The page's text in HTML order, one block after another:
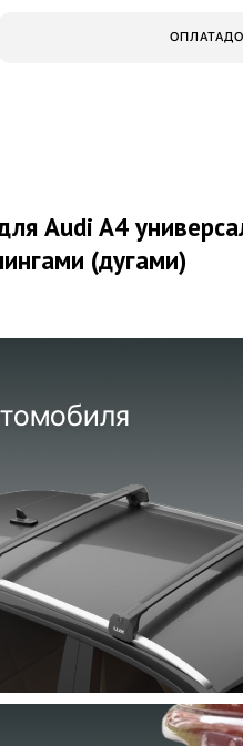
ОПЛАТА
Audi A4
(дугами)